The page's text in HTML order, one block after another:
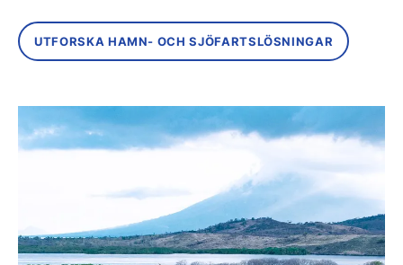
UTFORSKA HAMN- OCH SJÖFARTSLÖSNINGAR